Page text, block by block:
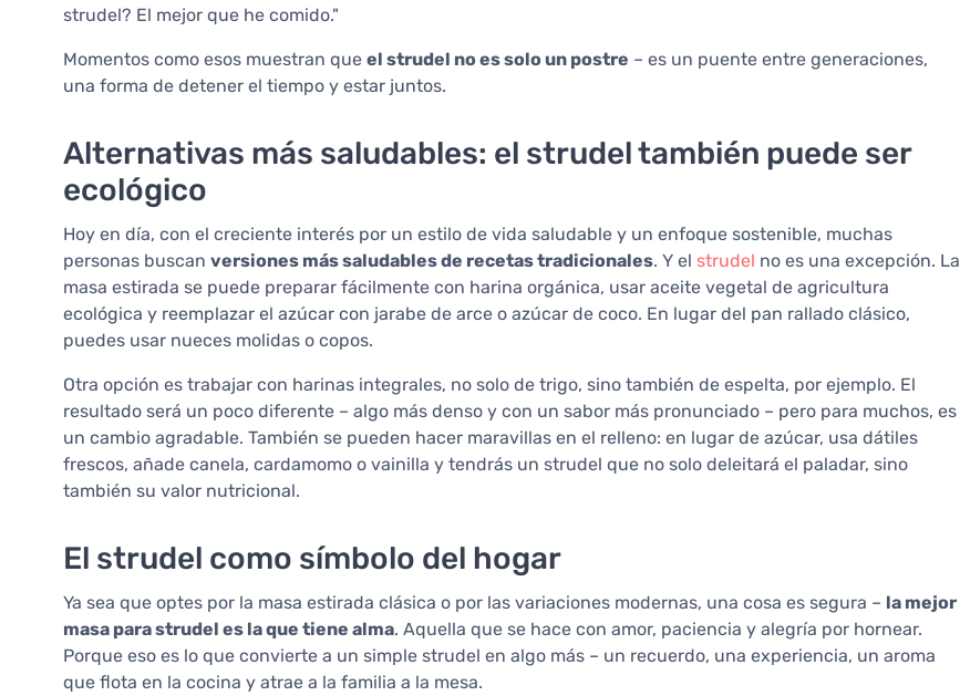
strudel? El mejor que he comido."
Momentos como esos muestran que el strudel no es solo un postre – es un puente entre generaciones,
una forma de detener el tiempo y estar juntos.
Alternativas más saludables: el strudel también puede ser
ecológico
Hoy en día, con el creciente interés por un estilo de vida saludable y un enfoque sostenible, muchas
personas buscan versiones más saludables de recetas tradicionales. Y el strudel no es una excepción. La
masa estirada se puede preparar fácilmente con harina orgánica, usar aceite vegetal de agricultura
ecológica y reemplazar el azúcar con jarabe de arce o azúcar de coco. En lugar del pan rallado clásico,
puedes usar nueces molidas o copos.
Otra opción es trabajar con harinas integrales, no solo de trigo, sino también de espelta, por ejemplo. El
resultado será un poco diferente – algo más denso y con un sabor más pronunciado – pero para muchos, es
un cambio agradable. También se pueden hacer maravillas en el relleno: en lugar de azúcar, usa dátiles
frescos, añade canela, cardamomo o vainilla y tendrás un strudel que no solo deleitará el paladar, sino
también su valor nutricional.
El strudel como símbolo del hogar
Ya sea que optes por la masa estirada clásica o por las variaciones modernas, una cosa es segura – la mejor
masa para strudel es la que tiene alma. Aquella que se hace con amor, paciencia y alegría por hornear.
Porque eso es lo que convierte a un simple strudel en algo más – un recuerdo, una experiencia, un aroma
que flota en la cocina y atrae a la familia a la mesa.